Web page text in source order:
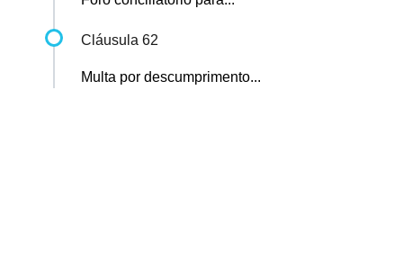
Cláusula 62
Multa por descumprimento...